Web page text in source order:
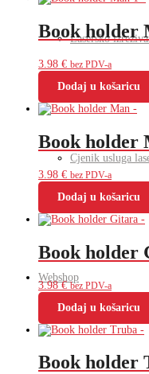
Lasersko
Cjenik usluga
Webshop
Book holder
3.98 € bez PDV-a
Dodaj u košaricu
Book holder
3.98 € bez PDV-a
Dodaj u košaricu
Book holder
3.98€ bez PDV-a
Dodaj u košaricu
Book holder